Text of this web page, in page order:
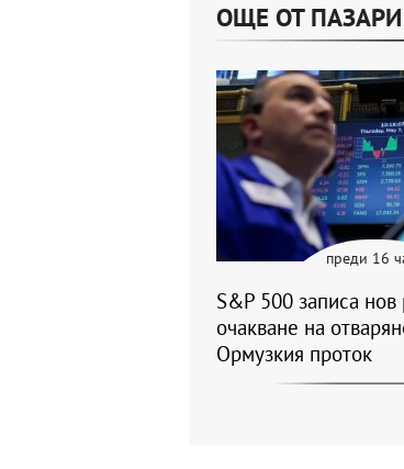
ОЩЕ ОТ ПАЗАРИ
преди 16
S&P 500 записа нов
очакване на
Ормузкия проток